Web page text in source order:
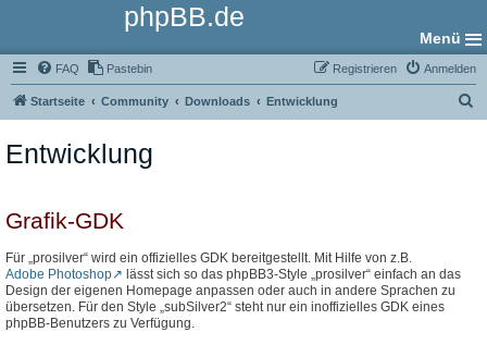
phpBB.de
Menü
FAQ Pastebin Anmelden
Registrieren
Startseite Community Downloads Entwicklung
Entwicklung
Grafik-GDK
Für „prosilver“ wird ein offizielles GDK bereitgestellt. Mit Hilfe von z.B.
Adobe Photoshop
lässt sich so das phpBB3-Style „prosilver“ einfach an das
Design der eigenen Homepage anpassen oder auch in andere Sprachen zu
übersetzen. Für den Style „subSilver2“ steht nur ein inoffizielles GDK eines
phpBB-Benutzers zu Verfügung.